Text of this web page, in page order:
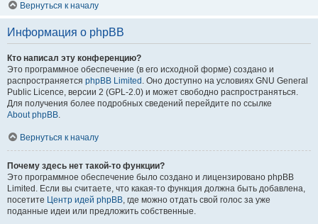
Вернуться к началу
Информация о phpBB
Кто написал эту конференцию?
Это программное обеспечение (в его исходной форме) создано и
распространяется phpBB Limited . Оно доступно на условиях GNU General
Public Licence, версии 2 (GPL-2.0) и может свободно распространяться.
Для получения более подробных сведений перейдите по ссылке
About phpBB.
Вернуться к началу
Почему здесь нет такой-то функции?
Это программное обеспечение было создано и лицензировано phpBB
Limited. Если вы считаете, что какая-то функция должна быть добавлена,
посетите Центр идей phpBB, где можно отдать свой голос за уже
поданные идеи или предложить собственные.